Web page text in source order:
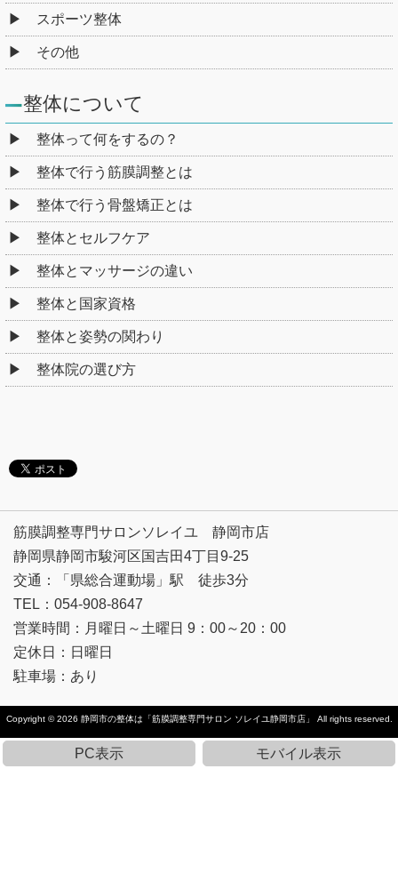
スポーツ整体
その他
整体について
整体って何をするの？
整体で行う筋膜調整とは
整体で行う骨盤矯正とは
整体とセルフケア
整体とマッサージの違い
整体と国家資格
整体と姿勢の関わり
整体院の選び方
筋膜調整専門サロンソレイユ 静岡市店
静岡県静岡市駿河区国吉田4丁目9-25
交通：「県総合運動場」駅 徒歩3分
TEL：054-908-8647
営業時間：月曜日～土曜日 9：00～20：00
定休日：日曜日
駐車場：あり
Copyright © 2026 静岡市の整体は「筋膜調整専門サロン ソレイユ静岡市店」 All rights reserved.
PC表示 モバイル表示